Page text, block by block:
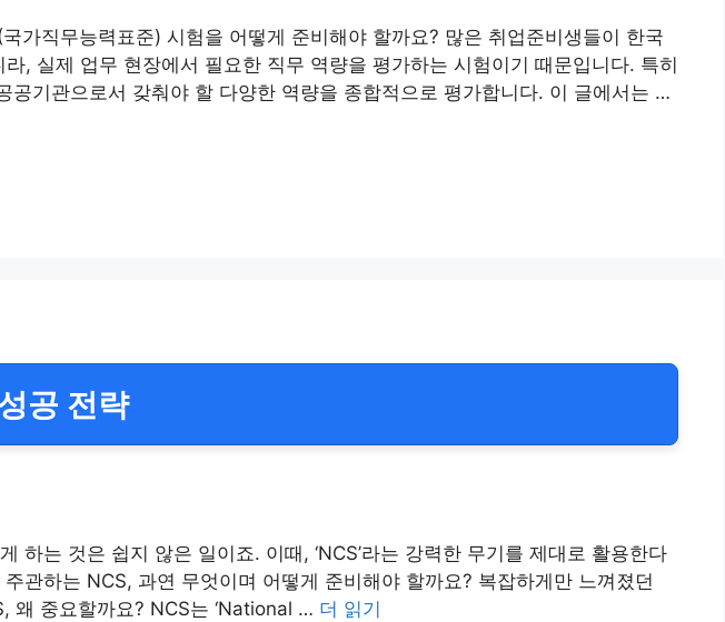
가직무능력표준) 시험을 어떻게 준비해야 할까요? 많은 취업준비생들이 한국
, 실제 업무 현장에서 필요한 직무 역량을 평가하는 시험이기 때문입니다. 특히
기관으로서 갖춰야 할 다양한 역량을 종합적으로 평가합니다. 이 글에서는 …
공 전략
는 것은 쉽지 않은 일이죠. 이때, ‘NCS’라는 강력한 무기를 제대로 활용한다
관하는 NCS, 과연 무엇이며 어떻게 준비해야 할까요? 복잡하게만 느껴졌던
왜 중요할까요? NCS는 ‘National … 더 읽기